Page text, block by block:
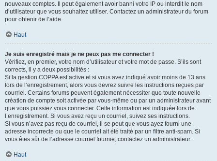
nouveaux comptes. Il peut également avoir banni votre IP ou interdit le nom
d’utilisateur que vous souhaitez utiliser. Contactez un administrateur du forum
pour obtenir de l’aide.
Haut
Je suis enregistré mais je ne peux pas me connecter !
Vérifiez, en premier, votre nom d’utilisateur et votre mot de passe. S’ils sont
corrects, il y a deux possibilités :
Si la gestion COPPA est active et si vous avez indiqué avoir moins de 13 ans
lors de l’enregistrement, alors vous devrez suivre les instructions reçues par
courriel. Certains forums peuvent également nécessiter que toute nouvelle
création de compte soit activée par vous-même ou par un administrateur avant
que vous puissiez vous connecter. Cette information est indiquée lors de
l’enregistrement. Si vous avez reçu un courriel, suivez ses instructions.
Si vous n’avez pas reçu de courriel, il se peut que vous ayez fourni une
adresse incorrecte ou que le courriel ait été traité par un filtre anti-spam. Si
vous êtes sûr de l’adresse courriel fournie, contactez un administrateur.
Haut